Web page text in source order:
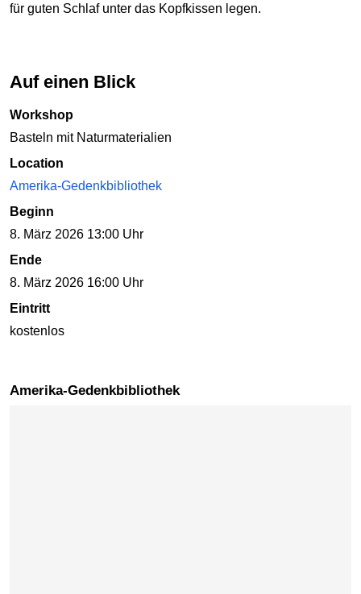
für guten Schlaf unter das Kopfkissen legen.
Auf einen Blick
Workshop
Basteln mit Naturmaterialien
Location
Amerika-Gedenkbibliothek
Beginn
8. März 2026 13:00 Uhr
Ende
8. März 2026 16:00 Uhr
Eintritt
kostenlos
Amerika-Gedenkbibliothek